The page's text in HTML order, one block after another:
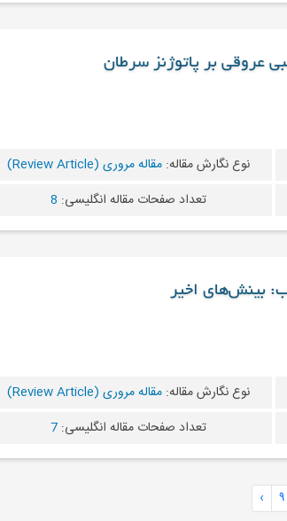
عروقی بر پاتوژنز سرطان
نوع نگارش مقاله:مقاله مروری (Review Article)
تعداد صفحات مقاله انگلیسی: 8
بینش‌های اخیر
نوع نگارش مقاله:مقاله مروری (Review Article)
تعداد صفحات مقاله انگلیسی:7
۹ ›